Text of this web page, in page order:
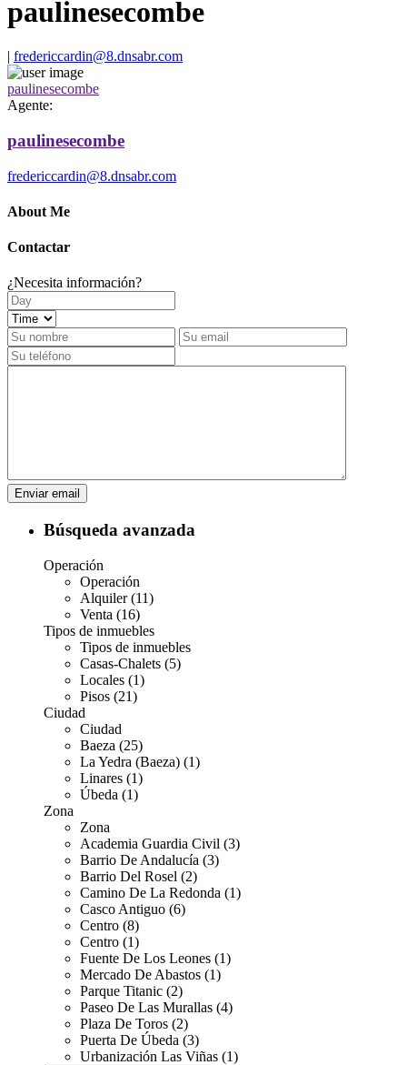
paulinesecombe
| fredericcardin@8.dnsabr.com
paulinesecombe
Agente:
paulinesecombe
fredericcardin@8.dnsabr.com
About Me
Contactar
¿Necesita información?
Búsqueda avanzada
Operación
Operación
Alquiler (11)
Venta (16)
Tipos de inmuebles
Tipos de inmuebles
Casas-Chalets (5)
Locales (1)
Pisos (21)
Ciudad
Ciudad
Baeza (25)
La Yedra (Baeza) (1)
Linares (1)
Úbeda (1)
Zona
Zona
Academia Guardia Civil (3)
Barrio De Andalucía (3)
Barrio Del Rosel (2)
Camino De La Redonda (1)
Casco Antiguo (6)
Centro (8)
Centro (1)
Fuente De Los Leones (1)
Mercado De Abastos (1)
Parque Titanic (2)
Paseo De Las Murallas (4)
Plaza De Toros (2)
Puerta De Úbeda (3)
Urbanización Las Viñas (1)